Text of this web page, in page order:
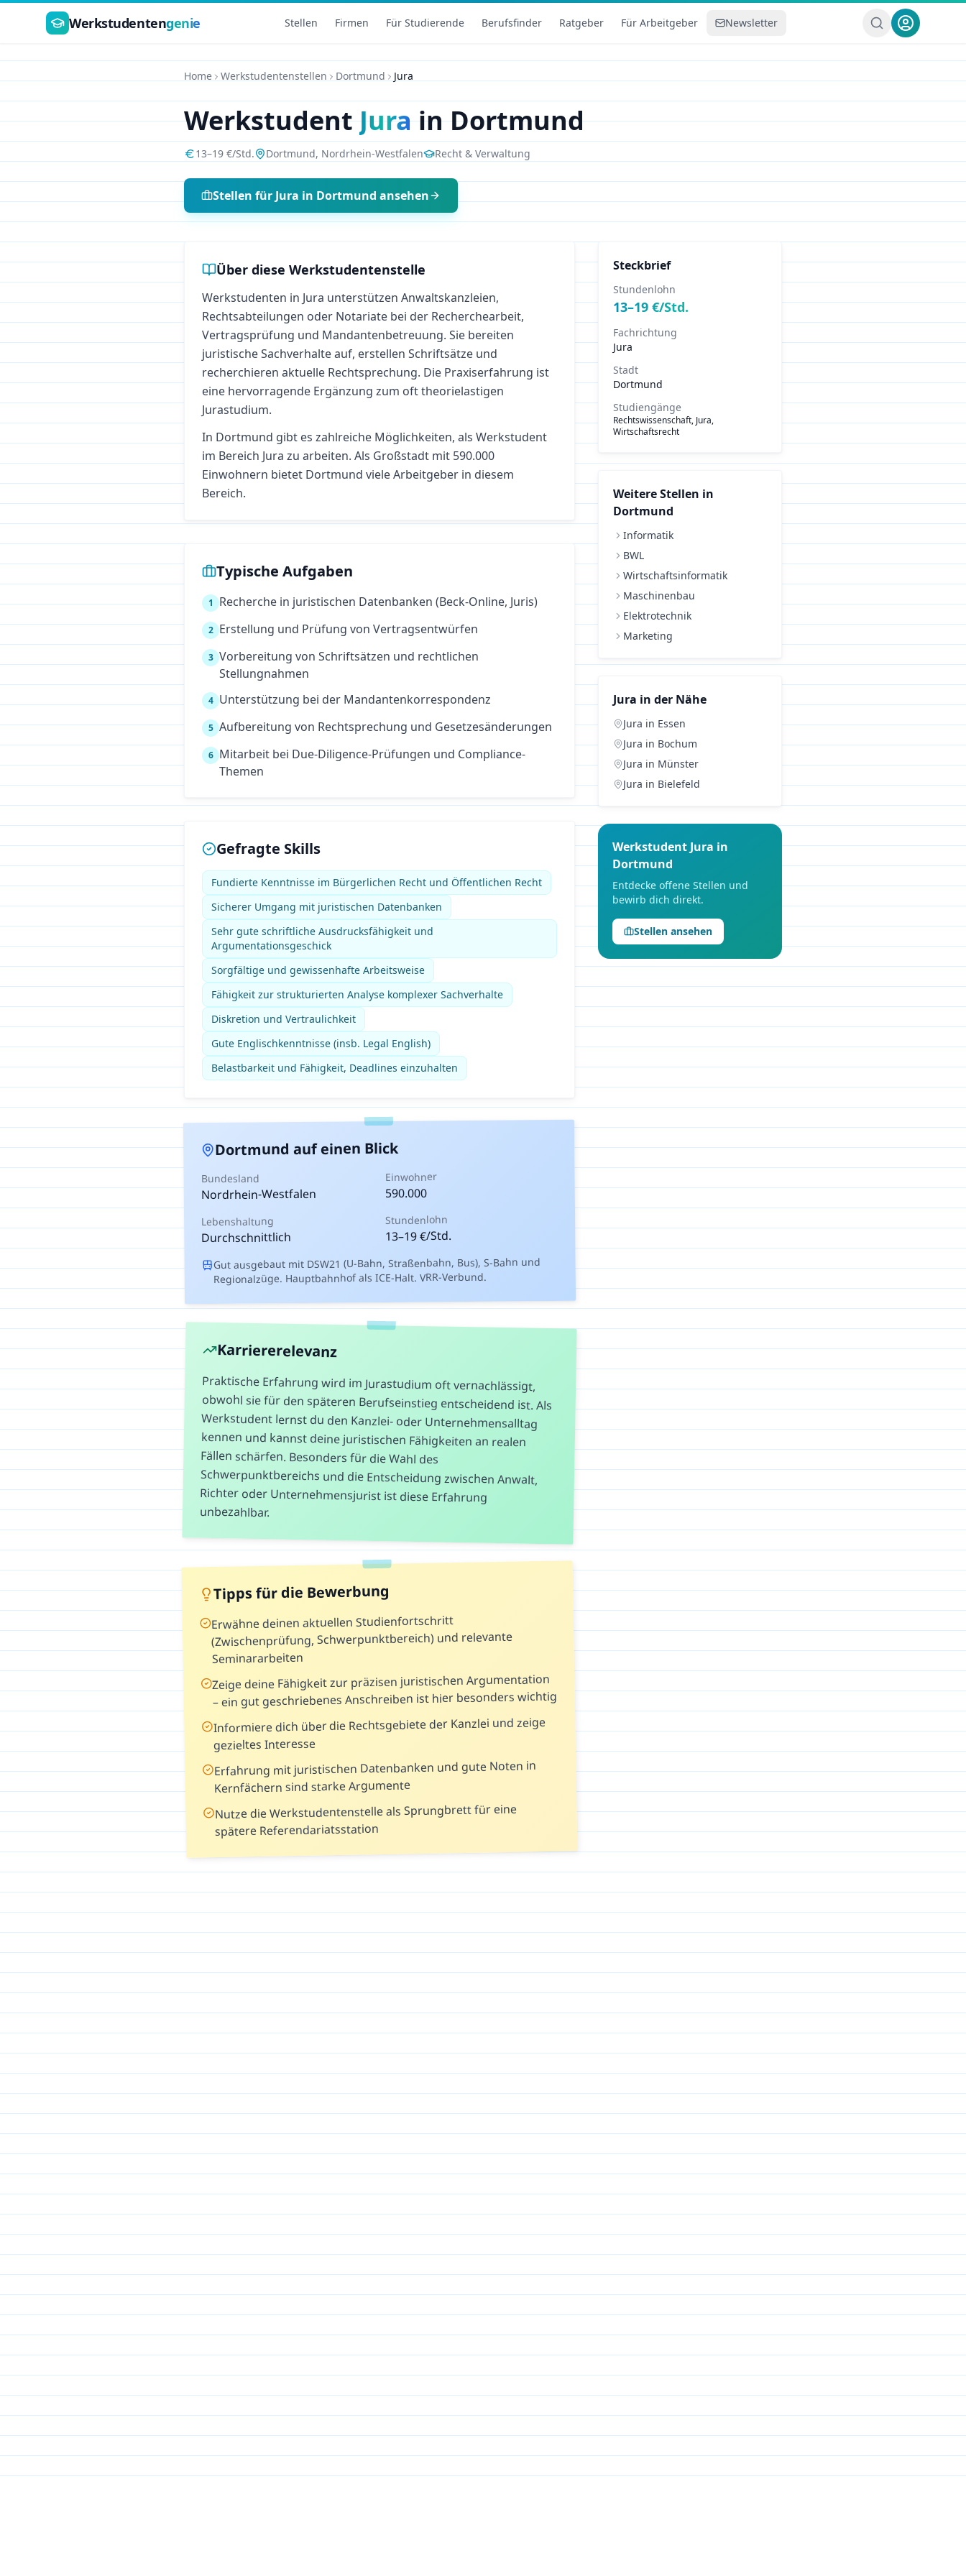
Zum Hauptinhalt springen
Werkstudentengenie Stellen Firmen Für Studierende Berufsfinder Ratgeber Für Arbeitgeber Newsletter
Home Werkstudentenstellen Dortmund Jura
WerkstudentJurainDortmund
13–19 €/Std. Dortmund, Nordrhein-Westfalen Recht & Verwaltung
Stellen für Jura in Dortmund ansehen
Über diese Werkstudentenstelle
Werkstudenten in Jura unterstützen Anwaltskanzleien,
Rechtsabteilungen oder Notariate bei der Recherchearbeit,
Vertragsprüfung und Mandantenbetreuung. Sie bereiten
juristische Sachverhalte auf, erstellen Schriftsätze und
recherchieren aktuelle Rechtsprechung. Die Praxiserfahrung ist
eine hervorragende Ergänzung zum oft theorielastigen
Jurastudium.
In Dortmund gibt es zahlreiche Möglichkeiten, als Werkstudent
im Bereich Jura zu arbeiten. Als Großstadt mit 590.000
Einwohnern bietet Dortmund viele Arbeitgeber in diesem
Bereich.
Typische Aufgaben
1 Recherche in juristischen Datenbanken (Beck-Online, Juris)
2 Erstellung und Prüfung von Vertragsentwürfen
3 Vorbereitung von Schriftsätzen und rechtlichen
Stellungnahmen
4 Unterstützung bei der Mandantenkorrespondenz
5 Aufbereitung von Rechtsprechung und Gesetzesänderungen
6 Mitarbeit bei Due-Diligence-Prüfungen und Compliance-
Themen
Gefragte Skills
Fundierte Kenntnisse im Bürgerlichen Recht und Öffentlichen Recht
Sicherer Umgang mit juristischen Datenbanken
Sehr gute schriftliche Ausdrucksfähigkeit und
Argumentationsgeschick
Sorgfältige und gewissenhafte Arbeitsweise
Fähigkeit zur strukturierten Analyse komplexer Sachverhalte
Diskretion und Vertraulichkeit
Gute Englischkenntnisse (insb. Legal English)
Belastbarkeit und Fähigkeit, Deadlines einzuhalten
Dortmund auf einen Blick
Bundesland
Nordrhein-Westfalen
Einwohner
590.000
Lebenshaltung
Durchschnittlich
Stundenlohn
13–19€/Std.
Gut ausgebaut mit DSW21 (U-Bahn, Straßenbahn, Bus), S-Bahn und
Regionalzüge. Hauptbahnhof als ICE-Halt. VRR-Verbund.
Karriererelevanz
Praktische Erfahrung wird im Jurastudium oft vernachlässigt,
obwohl sie für den späteren Berufseinstieg entscheidend ist. Als
Werkstudent lernst du den Kanzlei- oder Unternehmensalltag
kennen und kannst deine juristischen Fähigkeiten an realen
Fällen schärfen. Besonders für die Wahl des
Schwerpunktbereichs und die Entscheidung zwischen Anwalt,
Richter oder Unternehmensjurist ist diese Erfahrung
unbezahlbar.
Tipps für die Bewerbung
Erwähne deinen aktuellen Studienfortschritt
(Zwischenprüfung, Schwerpunktbereich) und relevante
Seminararbeiten
Zeige deine Fähigkeit zur präzisen juristischen Argumentation
– ein gut geschriebenes Anschreiben ist hier besonders wichtig
Informiere dich über die Rechtsgebiete der Kanzlei und zeige
gezieltes Interesse
Erfahrung mit juristischen Datenbanken und gute Noten in
Kernfächern sind starke Argumente
Nutze die Werkstudentenstelle als Sprungbrett für eine
spätere Referendariatsstation
Steckbrief
Stundenlohn
13–19 €/Std.
Fachrichtung
Jura
Stadt
Dortmund
Studiengänge
Rechtswissenschaft, Jura,
Wirtschaftsrecht
Weitere Stellen in
Dortmund
Informatik
BWL
Wirtschaftsinformatik
Maschinenbau
Elektrotechnik
Marketing
Jura in der Nähe
Jura in Essen
Jura in Bochum
Jura in Münster
Jura in Bielefeld
Werkstudent Jura in
Dortmund
Entdecke offene Stellen und
bewirb dich direkt.
Stellen ansehen